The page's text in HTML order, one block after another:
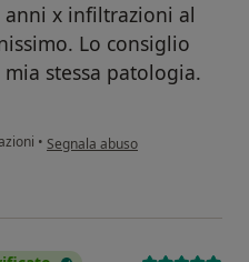
x infiltrazioni al
Lo consiglio
stessa patologia.
• secondo l'opinione dell'utente
Segnala abuso